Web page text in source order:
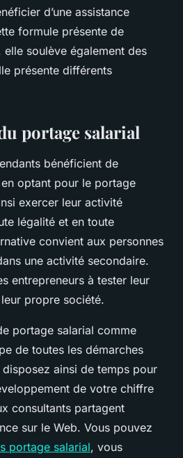
d’une assistance
formule présente de
soulève également des
présente différents
portage salarial
bénéficient de
optant pour le portage
exercer leur activité
légalité et en toute
convient aux personnes
une activité secondaire.
entrepreneurs à tester leur
propre société.
portage salarial comme
de toutes les démarches
ainsi de temps pour
de votre chiffre
consultants partagent
sur le Web. Vous pouvez
portage salarial, vous